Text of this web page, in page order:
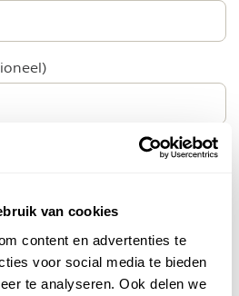
van cookies
content en advertenties te
voor social media te bieden
te analyseren. Ook delen we